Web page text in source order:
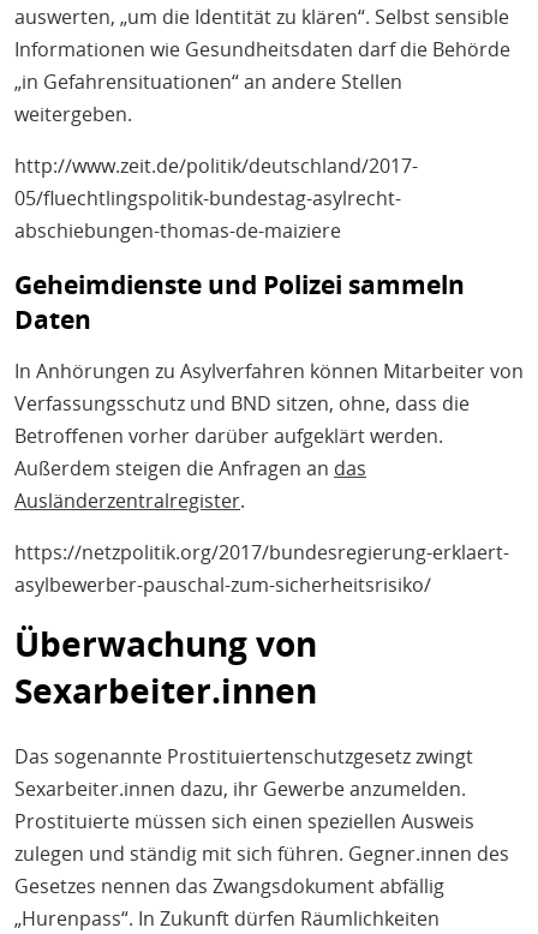
auswerten, „um die Identität zu klären“. Selbst sensible
Informationen wie Gesundheitsdaten darf die Behörde
„in Gefahrensituationen“ an andere Stellen
weitergeben.
http://www.zeit.de/politik/deutschland/2017-
05/fluechtlingspolitik-bundestag-asylrecht-
abschiebungen-thomas-de-maiziere
Geheimdienste und Polizei sammeln
Daten
In Anhörungen zu Asylverfahren können Mitarbeiter von
Verfassungsschutz und BND sitzen, ohne, dass die
Betroffenen vorher darüber aufgeklärt werden.
Außerdem steigen die Anfragen an das
Ausländerzentralregister.
https://netzpolitik.org/2017/bundesregierung-erklaert-
asylbewerber-pauschal-zum-sicherheitsrisiko/
Überwachung von
Sexarbeiter.innen
Das sogenannte Prostituiertenschutzgesetz zwingt
Sexarbeiter.innen dazu, ihr Gewerbe anzumelden.
Prostituierte müssen sich einen speziellen Ausweis
zulegen und ständig mit sich führen. Gegner.innen des
Gesetzes nennen das Zwangsdokument abfällig
„Hurenpass“. In Zukunft dürfen Räumlichkeiten